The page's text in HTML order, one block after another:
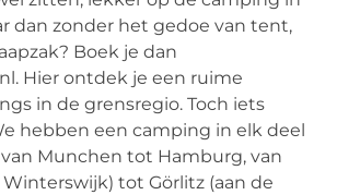
dan zonder het gedoe van tent,
Boek je dan
Hier ontdek je een ruime
in de grensregio. Toch iets
hebben een camping in elk deel
Munchen tot Hamburg, van
tot Görlitz (aan de